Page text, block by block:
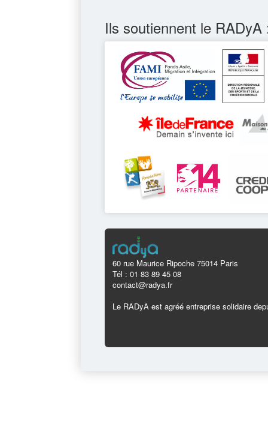
Ils soutiennent le RADyA
60 rue Maurice Ripoche 75014 Paris
Tél : 01 83 89 45 08
contact@radya.fr
Le RADyA est agréé entreprise solidaire